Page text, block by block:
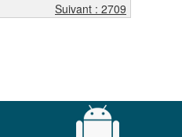
Suivant : 2709